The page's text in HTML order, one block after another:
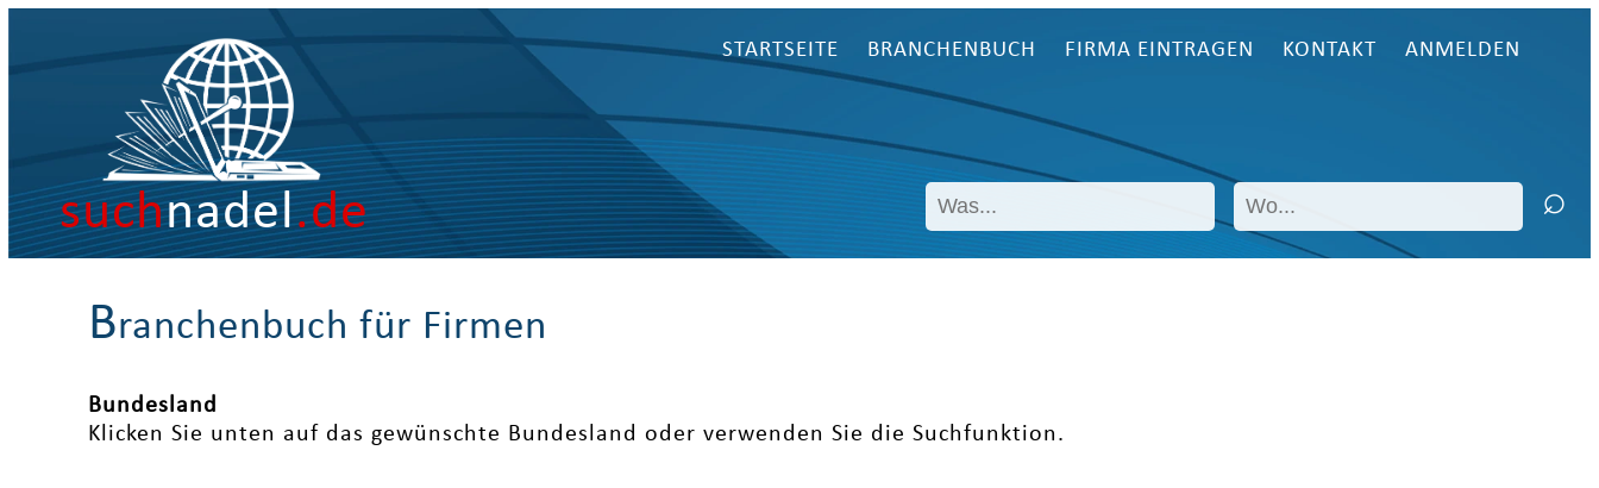
suchnadel.de
STARTSEITE BRANCHENBUCH FIRMA EINTRAGEN KONTAKT ANMELDEN
Branchenbuch für Firmen
Bundesland
Klicken Sie unten auf das gewünschte Bundesland oder verwenden Sie die Suchfunktion.